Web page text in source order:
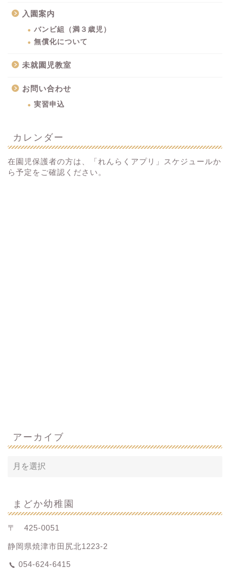
入園案内
バンビ組（満３歳児）
無償化について
未就園児教室
お問い合わせ
実習申込
カレンダー
在園児保護者の方は、「れんらくアプリ」スケジュールか
ら予定をご確認ください。
アーカイブ
まどか幼稚園
〒 425-0051
静岡県焼津市田尻北1223-2
054-624-6415